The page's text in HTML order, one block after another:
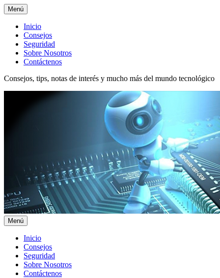
Menú
Menú
superior
Inicio
Consejos
Seguridad
Sobre Nosotros
Contáctenos
Consejos, tips, notas de interés y mucho más del mundo tecnológico
Menú
Menú
principal
Inicio
Consejos
Seguridad
Sobre Nosotros
Contáctenos